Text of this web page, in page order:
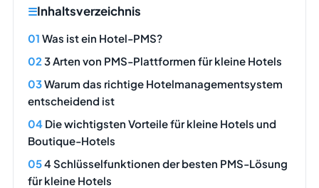
Inhaltsverzeichnis
Was ist ein Hotel-PMS?
3 Arten von PMS-Plattformen für kleine Hotels
Warum das richtige Hotelmanagementsystem
entscheidend ist
Die wichtigsten Vorteile für kleine Hotels und
Boutique-Hotels
4 Schlüsselfunktionen der besten PMS-Lösung
für kleine Hotels